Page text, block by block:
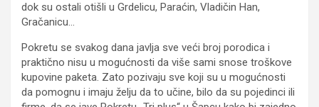
dok su ostali otišli u Grdelicu, Paraćin, Vladičin Han,
Gračanicu…
Pokretu se svakog dana javlja sve veći broj porodica i
praktično nisu u mogućnosti da više sami snose troškove
kupovine paketa. Zato pozivaju sve koji su u mogućnosti
da pomognu i imaju želju da to učine, bilo da su pojedinci ili